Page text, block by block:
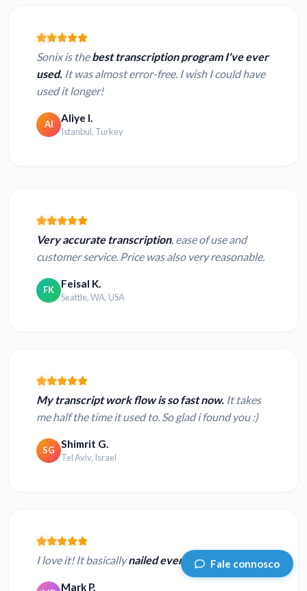
Sonix is thebest transcription program I've ever
used. It was almost error-free. I wish I could have
used it longer!
AI Aliye I.
Istanbul, Turkey
Very accurate transcription, ease of use and
customer service. Price was also very reasonable.
FK Feisal K.
Seattle, WA, USA
My transcript work flow is so fast now. It takes
me half the time it used to. So glad i found you :)
SG Shimrit G.
Tel Aviv, Israel
I love it! It basicallynailed every word.
Mark P.
Fale connosco